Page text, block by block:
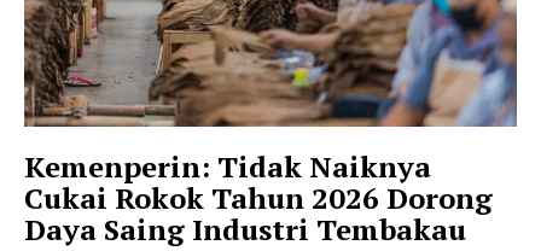
Kemenperin: Tidak Naiknya
Cukai Rokok Tahun 2026 Dorong
Daya Saing Industri Tembakau